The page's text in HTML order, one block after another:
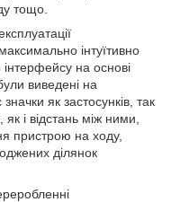
тощо.
інтуїтивно
на основі
виведені на
як застосунків, так
і відстань між ними,
пристрою на ходу,
ділянок